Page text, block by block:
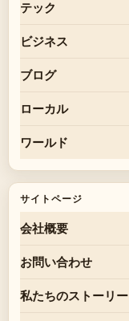
テック
ビジネス
ブログ
ローカル
ワールド
サイトページ
会社概要
お問い合わせ
私たちのストーリー